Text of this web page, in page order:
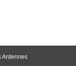
Ardennes